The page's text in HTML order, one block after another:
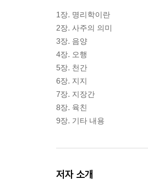
1장. 명리학이란
2장. 사주의 의미
3장. 음양
4장. 오행
5장. 천간
6장. 지지
7장. 지장간
8장. 육친
9장. 기타 내용
저자 소개